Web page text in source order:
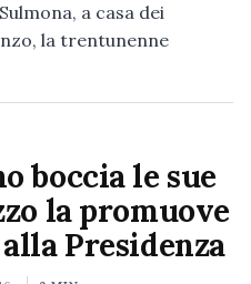
a casa dei
la trentunenne
boccia le sue
la promuove
Presidenza